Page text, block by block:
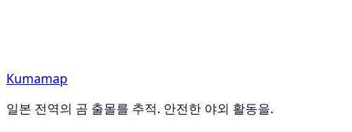
Kumamap
일본 전역의 곰 출몰를 추적. 안전한 야외 활동을.